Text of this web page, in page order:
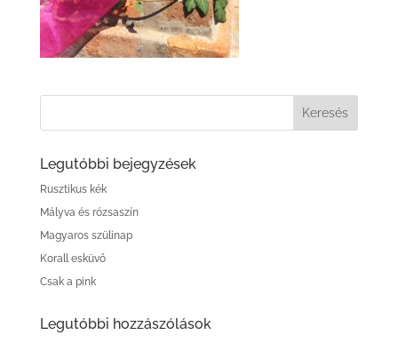
Legutóbbi bejegyzések
Rusztikus kék
Mályva és rózsaszín
Magyaros szülinap
Korall esküvő
Csak a pink
Legutóbbi hozzászólások